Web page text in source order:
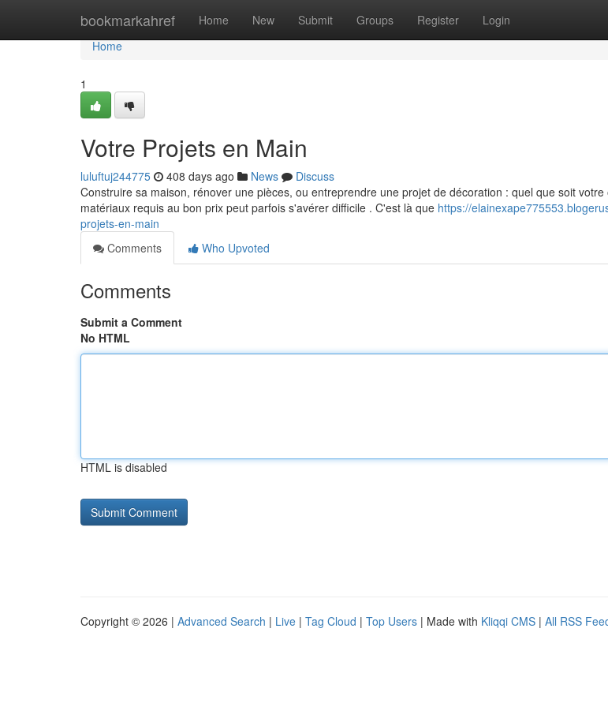
bookmarkahref Home New Submit Groups Register Login
Home
Home
1
Votre Projets en Main
luluftuj244775 408 days ago News
Discuss
Construire sa maison, rénover une pièces, ou entreprendre une projet de décoration : quel que soit
matériaux requis au bon prix peut parfois s'avérer difficile . C'est là que https://
projets-en-main
Comments
Who Upvoted
Comments
Submit a Comment
No HTML
HTML is disabled
Copyright © 2026 | Advanced Search | Live | Tag Cloud | Top Users | Made with Kliqqi CMS | All RSS